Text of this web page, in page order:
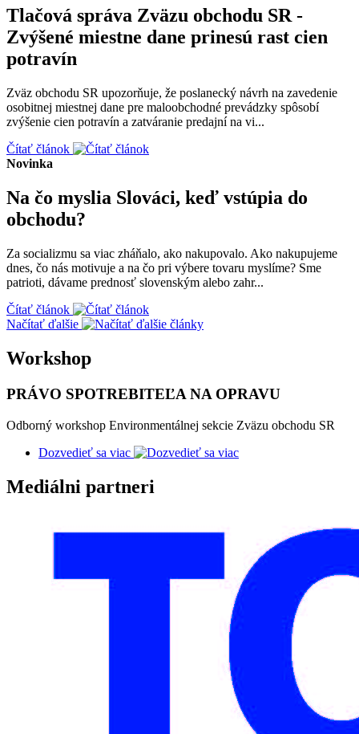
Tlačová správa Zväzu obchodu SR -
Zvýšené miestne dane prinesú rast cien
potravín
Zväz obchodu SR upozorňuje, že poslanecký návrh na zavedenie
osobitnej miestnej dane pre maloobchodné prevádzky spôsobí
zvýšenie cien potravín a zatváranie predajní na vi...
Čítať článok
Novinka
Na čo myslia Slováci, keď vstúpia do
obchodu?
Za socializmu sa viac zháňalo, ako nakupovalo. Ako nakupujeme
dnes, čo nás motivuje a na čo pri výbere tovaru myslíme? Sme
patrioti, dávame prednosť slovenským alebo zahr...
Čítať článok
Načítať ďalšie
Workshop
PRÁVO SPOTREBITEĽA NA OPRAVU
Odborný workshop Environmentálnej sekcie Zväzu obchodu SR
Dozvedieť sa viac
Mediálni partneri